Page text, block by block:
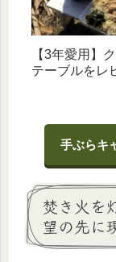
【3年愛用】
テーブルをレ
手ぶらキ
焚き火
望の先に